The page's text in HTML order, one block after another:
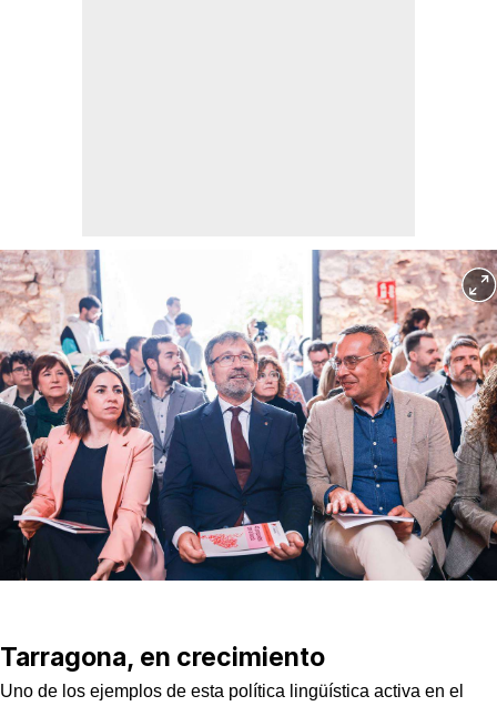
Tarragona, en crecimiento
Uno de los ejemplos de esta política lingüística activa en el